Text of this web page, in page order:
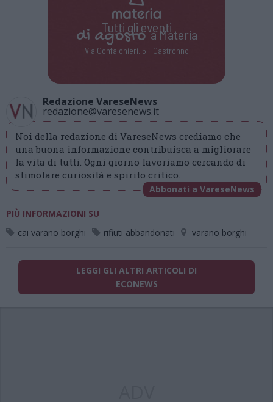
Tutti gli eventi
di agostoa Materia
Via Confalonieri, 5 - Castronno
Redazione VareseNews
redazione@varesenews.it
Noi della redazione di VareseNews crediamo che
una buona informazione contribuisca a migliorare
la vita di tutti. Ogni giorno lavoriamo cercando di
stimolare curiosità e spirito critico.
Abbonati a VareseNews
PIÙ INFORMAZIONI SU
cai varano borghi
rifiuti abbandonati varano borghi
LEGGI GLI ALTRI ARTICOLI DI
ECONEWS